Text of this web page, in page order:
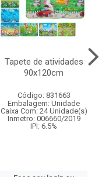
Tapete de atividades
90x120cm
Código: 831663
Embalagem: Unidade
Caixa Com: 24 Unidade(s)
Inmetro: 006660/2019
IPI: 6.5%